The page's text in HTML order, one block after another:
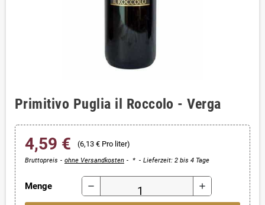
Primitivo Puglia il Roccolo - Verga
4,59 € (6,13 € Pro liter)
Bruttopreis ohne Versandkosten * Lieferzeit: 2 bis 4 Tage
Menge remove add